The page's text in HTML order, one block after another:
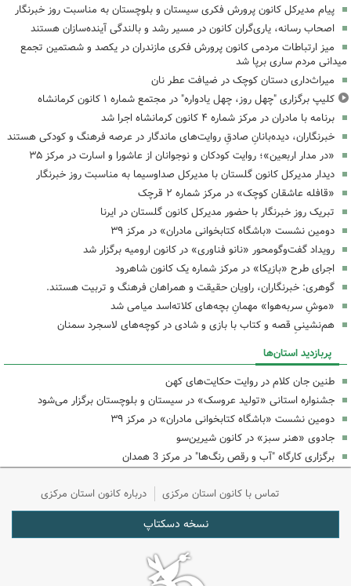
پیام مدیرکل کانون پرورش فکری سیستان و بلوچستان به مناسبت روز خبرنگار
اصحاب رسانه، یاری‌گران کانون در مسیر رشد و بالندگی آینده‌سازان هستند
میز ارتباطات مردمی کانون پرورش فکری مازندران در یکصد و شصتمین تجمع
میدانی مردم ساری برپا شد
میراث‌داری دستان کوچک در ضیافت عطر نان
کلیپ برگزاری "چهل روز، چهل یادواره" در مجتمع شماره ۱ کانون کرمانشاه
برنامه با مادران در مرکز شماره ۴ کانون کرمانشاه اجرا شد
خبرنگاران، دیده‌بانانِ صادقِ روایت‌های ماندگار در عرصه فرهنگ و کودکی هستند
«در مدار اربعین»؛ روایت کودکان و نوجوانان از عاشورا و اسارت در مرکز ۳۵
دیدار مدیرکل کانون گلستان با مدیرکل صداوسیما به مناسبت روز خبرنگار
«قافله عاشقان کوچک» در مرکز شماره ۲ قرچک
تبریک روز خبرنگار با حضور مدیرکل کانون گلستان در ایرنا
دومین نشست «باشگاه کتابخوانی مادران» در مرکز ۳۹
رویداد گفت‌وگومحور «نانو فناوری» در کانون ارومیه برگزار شد
اجرای طرح «بازیکا» در مرکز شماره یک کانون شاهرود
گوهری: خبرنگاران، راویان حقیقت و همراهان فرهنگ و تربیت هستند.
«موشِ سربه‌هوا» مهمانِ بچه‌های کلاته‌اسد میامی شد
هم‌نشینیِ قصه و کتاب با بازی و شادی در کوچه‌های لاسجرد سمنان
پربازدید استان‌ها
طنین جان کلام در روایت حکایت‌های کهن
جشنواره استانی «تولید عروسک» در سیستان و بلوچستان برگزار می‌شود
دومین نشست «باشگاه کتابخوانی مادران» در مرکز ۳۹
جادوی «هنر سبز» در کانون شیرین‌سو
برگزاری کارگاه "آب و رقص رنگ‌ها" در مرکز 3 همدان
تماس با کانون استان مرکزی درباره کانون استان مرکزی
نسخه دسکتاپ